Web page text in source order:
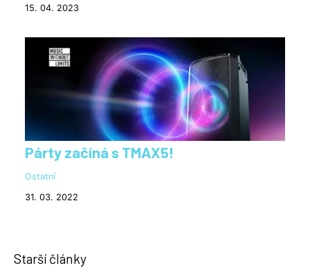
15. 04. 2023
Párty začíná s TMAX5!
Ostatní
31. 03. 2022
Starší články